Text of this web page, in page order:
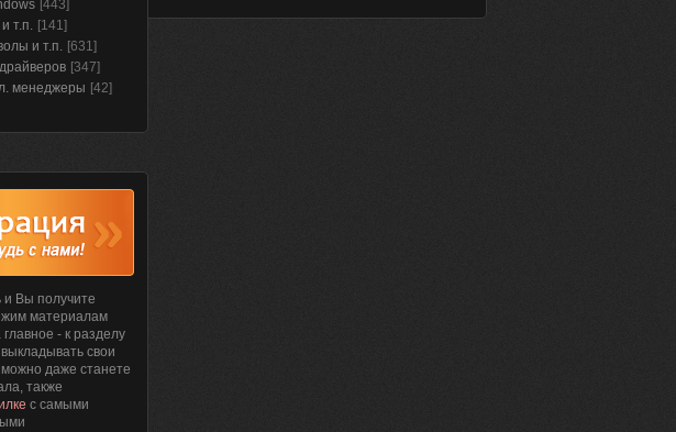
[443]
т.п. [141]
и т.п. [631]
[347]
менеджеры [42]
и Вы получите
материалам
главное - к разделу
свои
даже станете
также
с самыми